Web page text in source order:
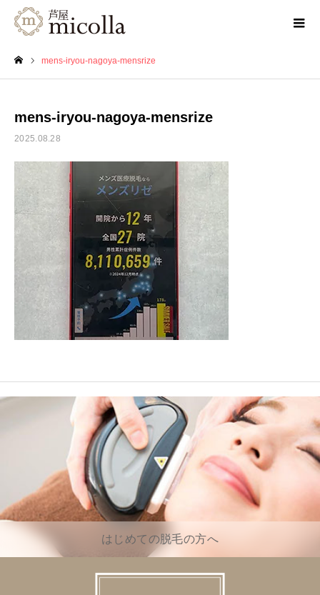
mens-iryou-nagoya-mensrize
mens-iryou-nagoya-mensrize
2025.08.28
はじめての脱毛の方へ